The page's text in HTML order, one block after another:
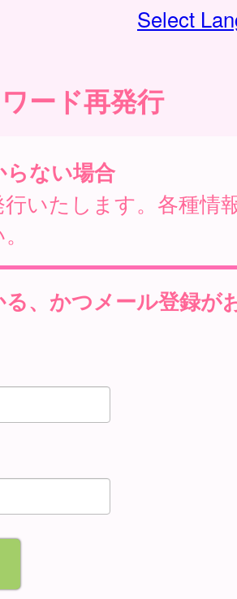
Select
ード再発行
ない場合
いたします。各種情
、かつメール登録が